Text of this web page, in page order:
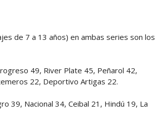
de 7 a 13 años) en ambas series son los
49, River Plate 45, Peñarol 42,
22, Deportivo Artigas 22.
39, Nacional 34, Ceibal 21, Hindú 19, La